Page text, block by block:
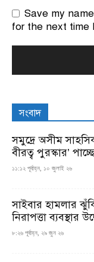
Save my
for the next time
সংবাদ
সমুদ্রে অসীম
বীরত্ব পুরস্কার’
১১:১২ পূর্বাহ্ন, ১০ জুলাই ২৬
সাইবার হামলার
নিরাপত্তা ব্যবস্থার
৮:২৬ পূর্বাহ্ন, ২৯ জুন ২৬